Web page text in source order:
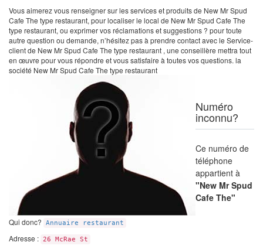
Vous aimerez vous renseigner sur les services et produits de New Mr Spud
Cafe The type restaurant, pour localiser le local de New Mr Spud Cafe The
type restaurant, ou exprimer vos réclamations et suggestions ? pour toute
autre question ou demande, n’hésitez pas à prendre contact avec le Service-
client de New Mr Spud Cafe The type restaurant , une conseillère mettra tout
en œuvre pour vous répondre et vous satisfaire à toutes vos questions. la
société New Mr Spud Cafe The type restaurant
Numéro
inconnu?
Ce numéro de
téléphone
appartient à
"New Mr Spud
Cafe The"
Qui donc? Annuaire restaurant
Adresse : 26 McRae St